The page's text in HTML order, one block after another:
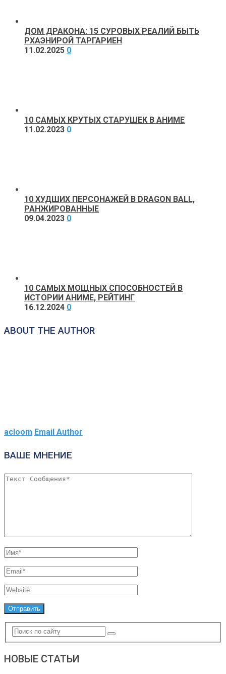
ДОМ ДРАКОНА: 15 СУРОВЫХ РЕАЛИЙ БЫТЬ
РХАЭНИРОЙ ТАРГАРИЕН
11.02.2025 0
10 САМЫХ КРУТЫХ СТАРУШЕК В АНИМЕ
11.02.2023 0
10 ХУДШИХ ПЕРСОНАЖЕЙ В DRAGON BALL,
РАНЖИРОВАННЫЕ
09.04.2023 0
10 САМЫХ МОЩНЫХ СПОСОБНОСТЕЙ В
ИСТОРИИ АНИМЕ, РЕЙТИНГ
16.12.2024 0
ABOUT THE AUTHOR
acloom Email Author
ВАШЕ МНЕНИЕ
НОВЫЕ СТАТЬИ